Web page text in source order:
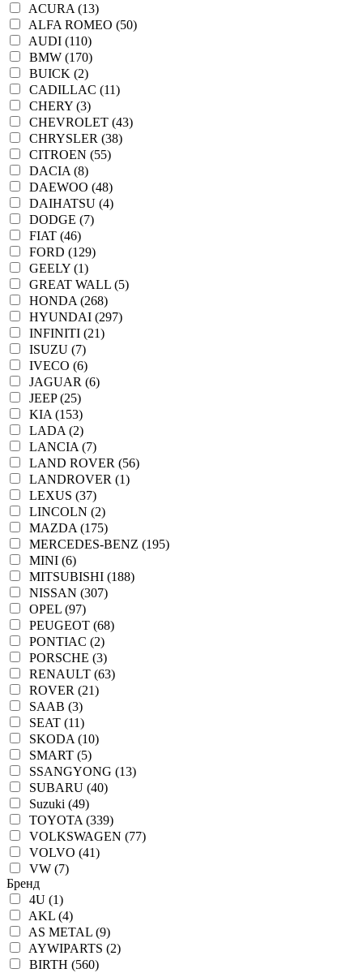
ACURA (13)
ALFA ROMEO (50)
AUDI (110)
BMW (170)
BUICK (2)
CADILLAC (11)
CHERY (3)
CHEVROLET (43)
CHRYSLER (38)
CITROEN (55)
DACIA (8)
DAEWOO (48)
DAIHATSU (4)
DODGE (7)
FIAT (46)
FORD (129)
GEELY (1)
GREAT WALL (5)
HONDA (268)
HYUNDAI (297)
INFINITI (21)
ISUZU (7)
IVECO (6)
JAGUAR (6)
JEEP (25)
KIA (153)
LADA (2)
LANCIA (7)
LAND ROVER (56)
LANDROVER (1)
LEXUS (37)
LINCOLN (2)
MAZDA (175)
MERCEDES-BENZ (195)
MINI (6)
MITSUBISHI (188)
NISSAN (307)
OPEL (97)
PEUGEOT (68)
PONTIAC (2)
PORSCHE (3)
RENAULT (63)
ROVER (21)
SAAB (3)
SEAT (11)
SKODA (10)
SMART (5)
SSANGYONG (13)
SUBARU (40)
Suzuki (49)
TOYOTA (339)
VOLKSWAGEN (77)
VOLVO (41)
VW (7)
Бренд
4U (1)
AKL (4)
AS METAL (9)
AYWIPARTS (2)
BIRTH (560)